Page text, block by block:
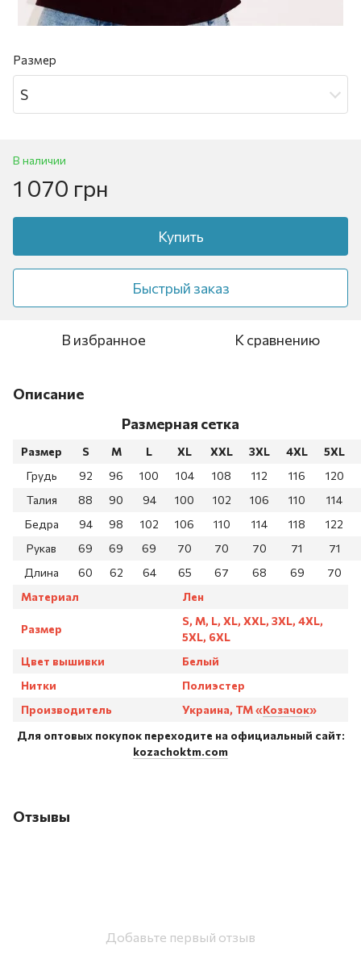
Размер
S
В наличии
1 070 грн
Купить
Быстрый заказ
В избранное К сравнению
Описание
Размерная сетка
Размер S M L XL XXL 3XL 4XL
5XL
Грудь
92 96 100 104 108 112 116
120
Талия
88 90 94 100 102 106 110
114
Бедра
94 98 102 106 110 114 118
122
Рукав
69 69 69 70 70 70 71
71
Длина
60 62 64 65 67 68 69
70
Материал
Лен
Размер
S, M, L, XL, XXL, 3XL, 4XL,
5XL, 6XL
Цвет вышивки
Белый
Нитки
Полиэстер
Производитель
Украина, ТМ «Козачок»
Для оптовых покупок переходите на официальный сайт:
kozachoktm.com
Отзывы
Добавьте первый отзыв